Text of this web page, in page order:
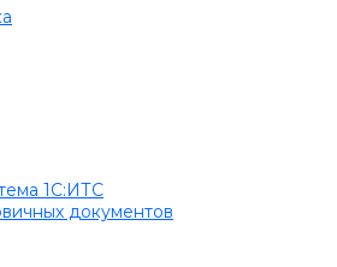
1С:ИТС
документов